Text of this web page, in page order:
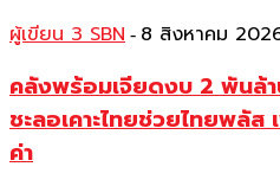
ผู้เขียน 3 SBN - 8 สิงหาคม
คลังพร้อมเจียดงบ 2 พันล้
ชะลอเคาะไทยช่วยไทยพลัส
ค่า